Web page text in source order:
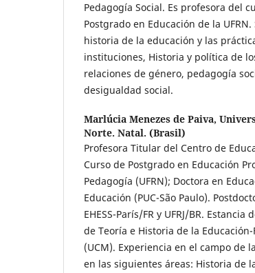
Pedagogía Social. Es profesora del
Postgrado en Educación de la
historia de la educación y las
instituciones, Historia y política de
relaciones de género, pedagogía
desigualdad social.
Marlúcia Menezes de Paiva,
Norte. Natal. (Brasil)
Profesora Titular del Centro de
Curso de Postgrado en Educación
Pedagogía (UFRN); Doctora en
Educación (PUC-São Paulo).
EHESS-París/FR y UFRJ/BR.
de Teoría e Historia de la
(UCM). Experiencia en el campo de
en las siguientes áreas: Historia de